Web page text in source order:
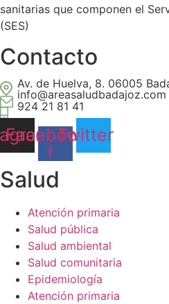
sanitarias que componen el
(SES)
Contacto
Av. de Huelva, 8. 06005
info@areasaludbadajoz.com
924 21 81 41
Facebook-
f
Twitter
Salud​
Atención primaria
Salud pública
Salud ambiental
Salud comunitaria
Epidemiología
Atención primaria